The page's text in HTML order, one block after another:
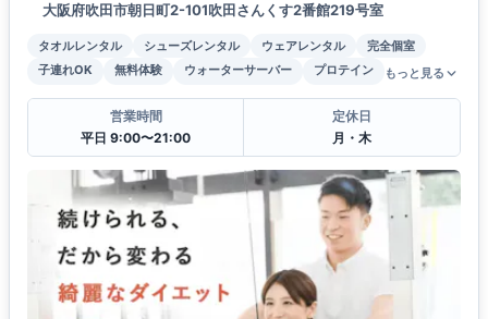
大阪府吹田市朝日町2-101吹田さんくす2番館219号室
タオルレンタル シューズレンタル ウェアレンタル
完全個室
子連れOK
無料体験 ウォーターサーバー プロテイン もっと見る
営業時間
平日 9:00〜21:00
定休日
月・木